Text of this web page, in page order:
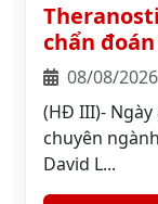
chẩn
08/08/2026
(HĐ III)-
chuyên
David L...